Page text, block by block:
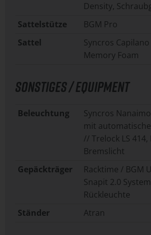
Density,
Sattelstütze
BGM Pro
Sattel
Syncros
Memory Foam
SONSTIGES / EQUIPMENT
Beleuchtung
Syncros
mit
// Trelock LS 414,
Bremslicht
Gepäckträger
Racktime / BGM
Snapit 2.0
Rückleuchte
Ständer
Atran